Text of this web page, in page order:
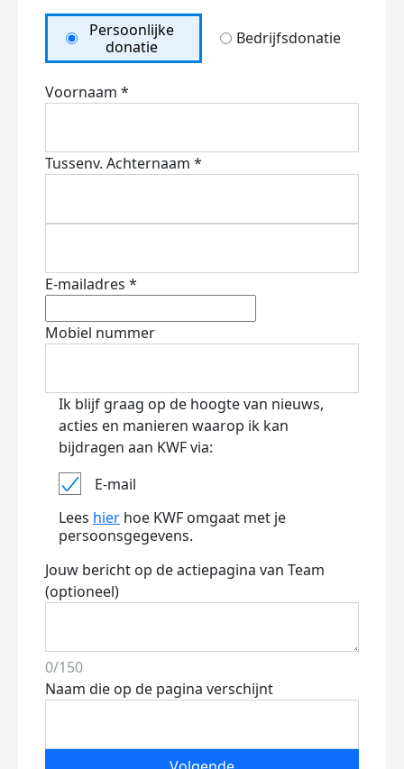
Persoonlijke
donatie
Bedrijfsdonatie
Voornaam *
Tussenv. Achternaam *
E-mailadres *
Mobiel nummer
Ik blijf graag op de hoogte van nieuws,
acties en manieren waarop ik kan
bijdragen aan KWF via:
E-mail
Lees hier hoe KWF omgaat met je
persoonsgegevens.
Jouw bericht op de actiepagina van Team
(optioneel)
0/150
Naam die op de pagina verschijnt